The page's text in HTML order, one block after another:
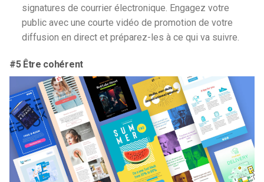
signatures de courrier électronique. Engagez votre
public avec une courte vidéo de promotion de votre
diffusion en direct et préparez-les à ce qui va suivre.
#5 Être cohérent